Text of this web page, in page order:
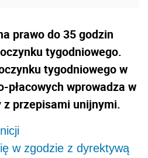
prawo do 35 godzin
tygodniowego.
tygodniowego w
płacowych wprowadza w
z przepisami unijnymi.
w zgodzie z dyrektywą